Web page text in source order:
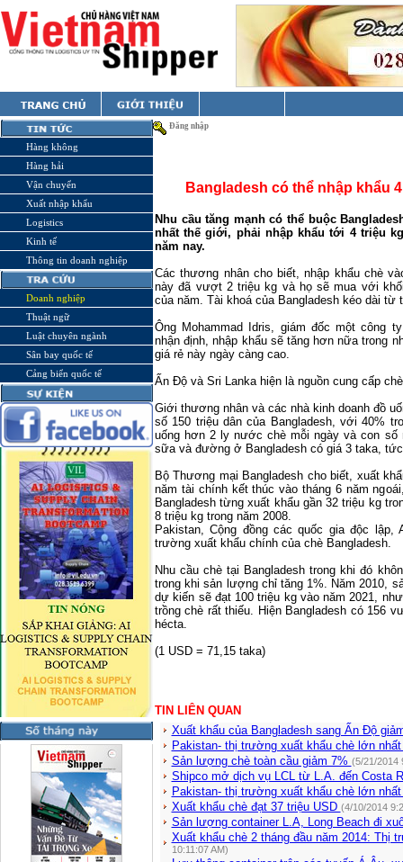
Hàng không
Hàng hải
Vận chuyển
Xuất nhập khẩu
Logistics
Kinh tế
Thông tin doanh nghiệp
Doanh nghiệp
Thuật ngữ
Luật chuyên ngành
Sân bay quốc tế
Cảng biển quốc tế
Đăng nhập
Bangladesh có thể nhập khẩu
Nhu cầu tăng mạnh có thể buộc
nhất thế giới, phải nhập khẩu tới 4 triệu
năm nay.
Các thương nhân cho biết, nhập khẩu chè
này đã vượt 2 triệu kg và họ sẽ mua với
của năm. Tài khoá của Bangladesh kéo dài từ
Ông Mohammad Idris, giám đốc một công
nhận định, nhập khẩu sẽ tăng hơn nữa trong
giá rẻ này ngày càng cao.
Ấn Độ và Sri Lankahiện là nguồn cung cấp
Giới thương nhân và các nhà kinh doanh đồ
số 150 triệu dân của Bangladesh, với 40%
uống hơn 2 ly nước chè mỗi ngày và con
sữa và đường ở Bangladesh có giá 3 taka,
Bộ Thương mại Bangladesh cho biết, xuất
năm tài chính kết thúc vào tháng 6 năm
Bangladesh từng xuất khẩu gần 32 triệu kg
8 triệu kg trong năm 2008.
Pakistan, Cộng đồng các quốc gia độc lập,
trường xuất khẩu chính của chè Bangladesh.
Nhu cầu chè tại Bangladesh trong khi đó
trong khi sản lượng chỉ tăng 1%. Năm 2010,
dự kiến sẽ đạt 100 triệu kg vào năm 2021,
trồng chè rất thiếu. Hiện Bangladesh có 156
hécta.
(1 USD = 71,15 taka)
TIN LIÊN QUAN
Xuất khẩu của Bangladesh sang Ấn Độ
Pakistan- thị trường xuất khẩu chè lớn
Sản lượng chè toàn cầu giảm 7% (5/21/2014
Shipco mở dịch vụ LCL từ L.A. đến Costa
Pakistan- thị trường xuất khẩu chè lớn
Xuất khẩu chè đạt 37 triệu USD (4/10/2014
Sản lượng container L.A, Long Beach đi
Xuất khẩu chè 2 tháng đầu năm 2014: Thị
10:11:07 AM)